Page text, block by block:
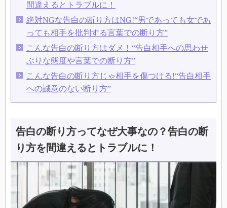
間違えるとトラブルに！
絶対NGな告白の断り方はNG!“男であっても女であ
っても相手を批判する言葉での断り方”
こんな告白の断り方はダメ！“告白相手への思わせ
ぶりな態度や言葉での断り方”
こんな告白の断り方じゃ相手を傷つける!“告白相手
への誠意のない断り方”
告白の断り方ってなぜ大事なの？告白の断
り方を間違えるとトラブルに！